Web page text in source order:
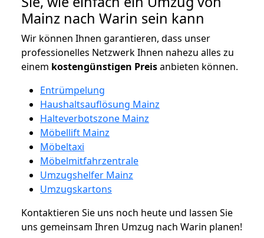
Mainz nach Warin sein kann
Wir können Ihnen garantieren, dass unser
professionelles Netzwerk Ihnen nahezu alles zu
einem kostengünstigen Preisanbieten können.
Entrümpelung
Haushaltsauflösung Mainz
Halteverbotszone Mainz
Möbellift Mainz
Möbeltaxi
Möbelmitfahrzentrale
Umzugshelfer Mainz
Umzugskartons
Kontaktieren Sie uns noch heute und lassen Sie
uns gemeinsam Ihren Umzug nach Warin planen!